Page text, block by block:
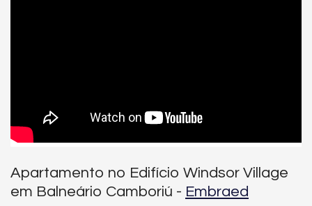
Apartamento no Edifício Windsor Village
em Balneário Camboriú - Embraed